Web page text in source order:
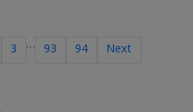
3 … 93 94 Next